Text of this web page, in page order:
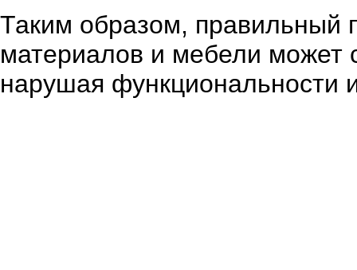
Таким образом, правильный
материалов и мебели может
нарушая функциональности